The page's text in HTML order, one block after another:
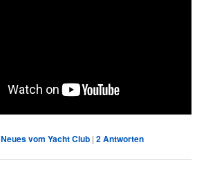
Neues vom Yacht Club |2Antworten